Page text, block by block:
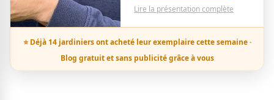
Lire la présentation complète
⭐ Déjà 14 jardiniers ont acheté leur exemplaire cette semaine ·
Blog gratuit et sans publicité grâce à vous